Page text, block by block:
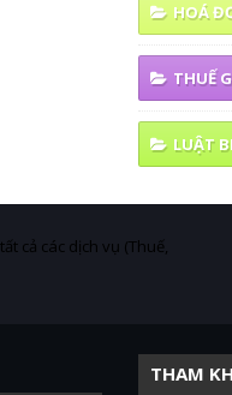
HOÁ
THUẾ
LUẬT
cả các dịch vụ (Thuế,
THAM